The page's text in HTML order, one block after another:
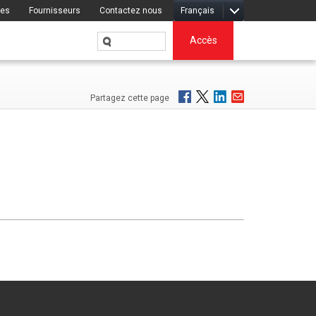
Français
Fournisseurs Contactez nous
Accès
Partagez cette page